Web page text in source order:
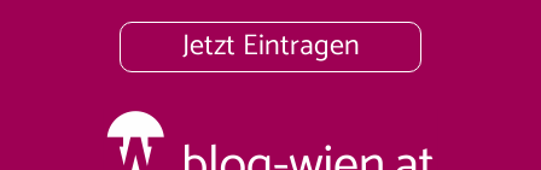
Jetzt Eintragen